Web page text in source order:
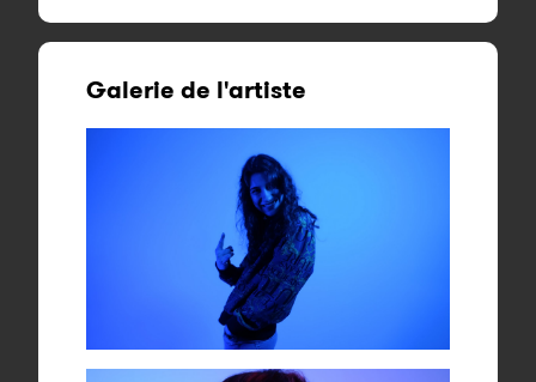
Galerie de l'artiste